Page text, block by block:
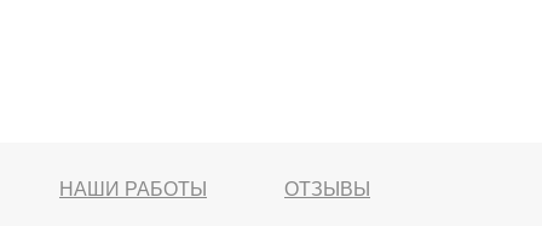
НАШИ РАБОТЫ ОТЗЫВЫ